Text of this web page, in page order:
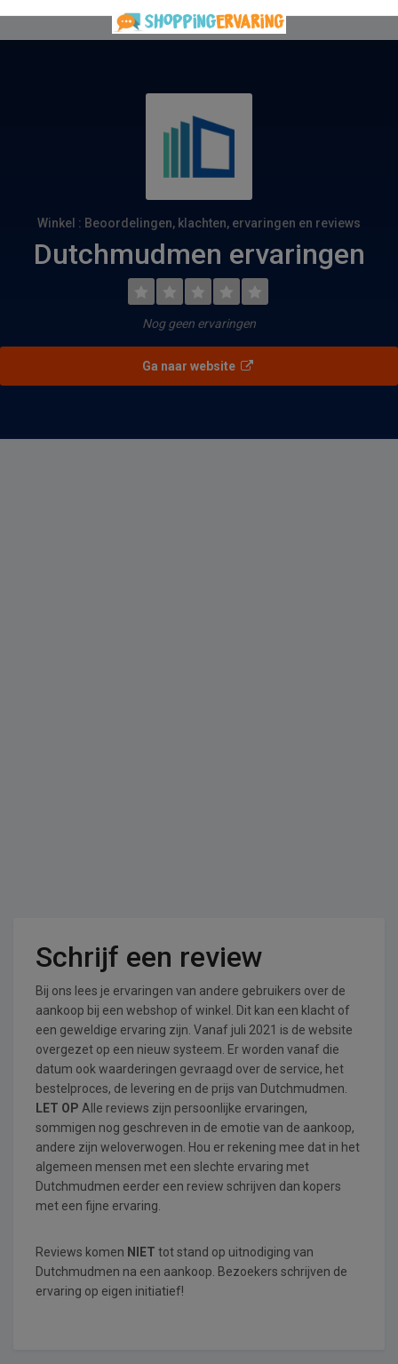
Winkel : Beoordelingen, klachten, ervaringen en reviews
Dutchmudmen ervaringen
Nog geen ervaringen
Ga naar website
Schrijf een review
Bij ons lees je ervaringen van andere gebruikers over de
aankoop bij een webshop of winkel. Dit kan een klacht of
een geweldige ervaring zijn. Vanaf juli 2021 is de website
overgezet op een nieuw systeem. Er worden vanaf die
datum ook waarderingen gevraagd over de service, het
bestelproces, de levering en de prijs van Dutchmudmen.
LET OP Alle reviews zijn persoonlijke ervaringen,
sommigen nog geschreven in de emotie van de aankoop,
andere zijn weloverwogen. Hou er rekening mee dat in het
algemeen mensen met een slechte ervaring met
Dutchmudmen eerder een review schrijven dan kopers
met een fijne ervaring.
Reviews komen NIET tot stand op uitnodiging van
Dutchmudmen na een aankoop. Bezoekers schrijven de
ervaring op eigen initiatief!